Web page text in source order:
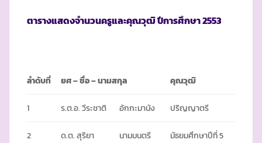
ตารางแสดงจำนวนครูและคุณวุฒิ ปีการศึกษา2553
ลำดับที่ ยศ – ชื่อ – นามสกุล คุณวุฒิ
1 ร.ต.อ. วีระชาติ อักกะมานัง ปริญญาตรี
2 ด.ต. สุริยา นามมนตรี มัธยมศึกษาปีที่ 5